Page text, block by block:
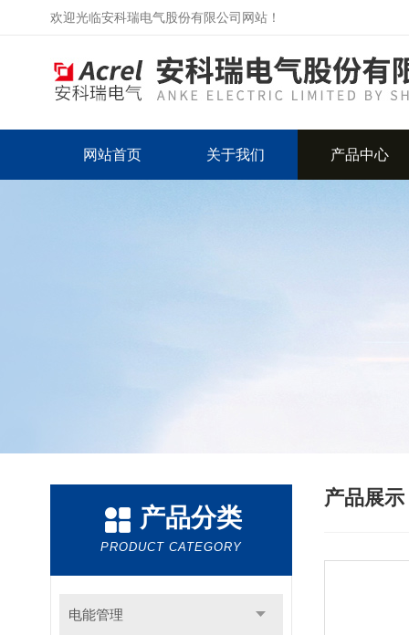
欢迎光临安科瑞电气股份有限公司网站！
网站首页 关于我们 产品中心
产品分类
PRODUCT CATEGORY
电能管理
产品展示